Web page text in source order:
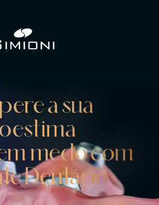
a sua
medo com
Dentário